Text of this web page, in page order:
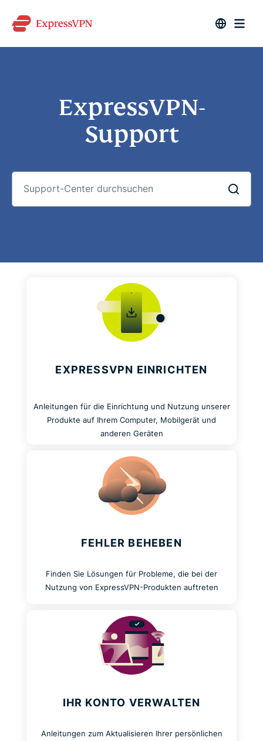
ExpressVPN-
Support
EXPRESSVPN EINRICHTEN
Anleitungen für die Einrichtung und Nutzung unserer
Produkte auf Ihrem Computer, Mobilgerät und
anderen Geräten
FEHLER BEHEBEN
Finden Sie Lösungen für Probleme, die bei der
Nutzung von ExpressVPN-Produkten auftreten
IHR KONTO VERWALTEN
Anleitungen zum Aktualisieren Ihrer persönlichen